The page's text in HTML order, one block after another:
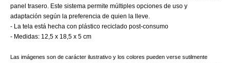
panel trasero. Este sistema permite múltiples opciones de uso y
adaptación según la preferencia de quien la lleve.
- La tela está hecha con plástico reciclado post-consumo
- Medidas: 12,5 x 18,5 x 5 cm
Las imágenes son de carácter ilustrativo y los colores pueden verse sutilmente